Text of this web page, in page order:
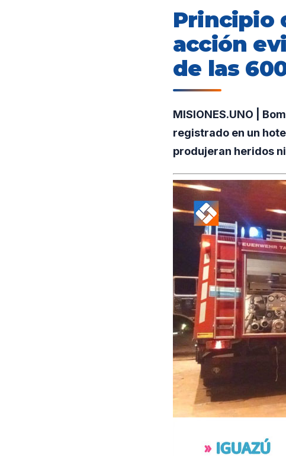
Principio
acción
de las
MISIONES.UNO |
registrado en un
produjeran heridos